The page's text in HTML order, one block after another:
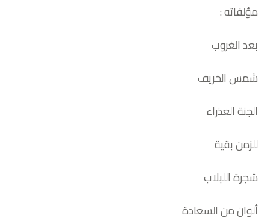
مؤلفاته :
بعد الغروب
شمس الخريف
الجنة العذراء
للزمن بقية
شجرة اللبلاب
ألوان من السعادة